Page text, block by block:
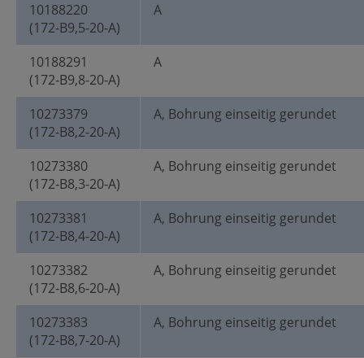
10188220
(172-B9,5-20-A)
A
10188291
(172-B9,8-20-A)
A
10273379
(172-B8,2-20-A)
A, Bohrung einseitig gerundet
10273380
(172-B8,3-20-A)
A, Bohrung einseitig gerundet
10273381
(172-B8,4-20-A)
A, Bohrung einseitig gerundet
10273382
(172-B8,6-20-A)
A, Bohrung einseitig gerundet
10273383
(172-B8,7-20-A)
A, Bohrung einseitig gerundet